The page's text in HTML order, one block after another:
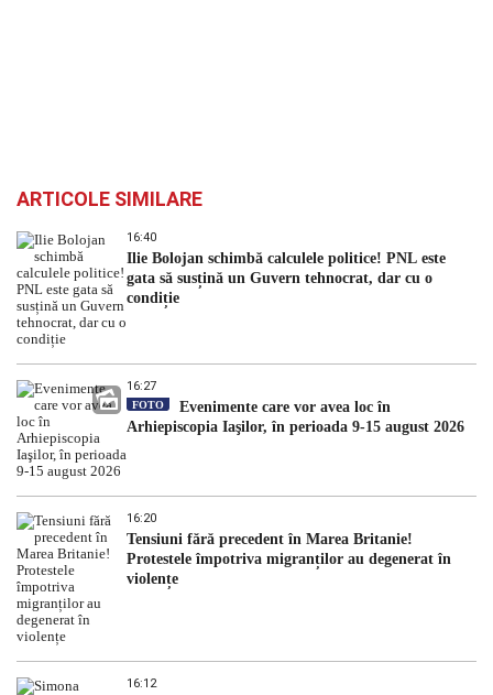
ARTICOLE SIMILARE
16:40
Ilie Bolojan schimbă calculele politice! PNL este
gata să susțină un Guvern tehnocrat, dar cu o
condiție
16:27
FOTO
Evenimente care vor avea loc în
Arhiepiscopia Iaşilor, în perioada 9-15 august 2026
16:20
Tensiuni fără precedent în Marea Britanie!
Protestele împotriva migranților au degenerat în
violențe
16:12